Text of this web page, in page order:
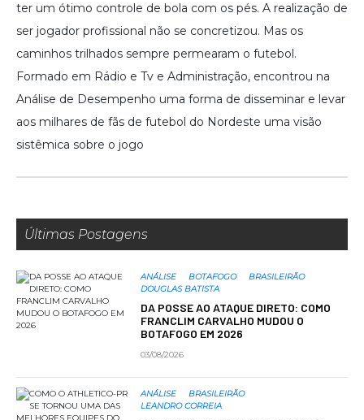
ter um ótimo controle de bola com os pés. A realização de
ser jogador profissional não se concretizou. Mas os
caminhos trilhados sempre permearam o futebol.
Formado em Rádio e Tv e Administração, encontrou na
Análise de Desempenho uma forma de disseminar e levar
aos milhares de fãs de futebol do Nordeste uma visão
sistêmica sobre o jogo
Últimas Postagens
ANÁLISE BOTAFOGO
BRASILEIRÃO
DOUGLAS BATISTA
DA POSSE AO ATAQUE DIRETO: COMO
FRANCLIM CARVALHO MUDOU O
BOTAFOGO EM 2026
03/08/2026
ANÁLISE
BRASILEIRÃO
LEANDRO CORREIA